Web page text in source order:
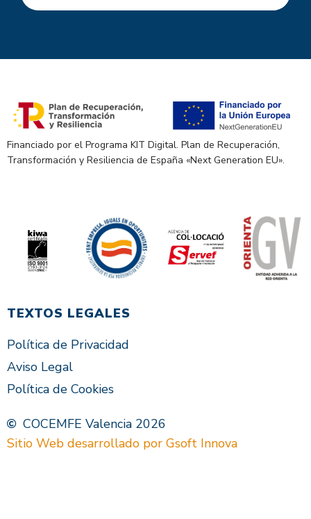
Financiado por el Programa KIT Digital. Plan de Recuperación,
Transformación y Resiliencia de España «Next Generation EU».
TEXTOS LEGALES
Política de Privacidad
Aviso Legal
Política de Cookies
COCEMFE Valencia 2026
Sitio Web desarrollado por Gsoft Innova